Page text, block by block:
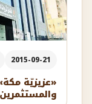
2015-09-21
«عزيزيّة
والمستثمرين